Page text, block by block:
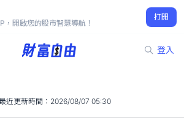
，開啟您的股市智慧導航！
打開
登入
65.20
0.92%
近更新時間： 2026/08/07 05:30